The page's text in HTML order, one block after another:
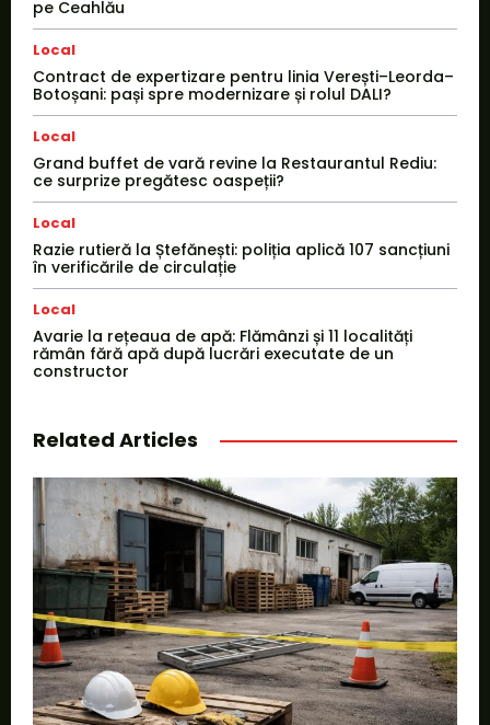
pe Ceahlău
Local
Contract de expertizare pentru linia Verești–Leorda–
Botoșani: pași spre modernizare și rolul DALI?
Local
Grand buffet de vară revine la Restaurantul Rediu:
ce surprize pregătesc oaspeții?
Local
Razie rutieră la Ștefănești: poliția aplică 107 sancțiuni
în verificările de circulație
Local
Avarie la rețeaua de apă: Flămânzi și 11 localități
rămân fără apă după lucrări executate de un
constructor
Related Articles